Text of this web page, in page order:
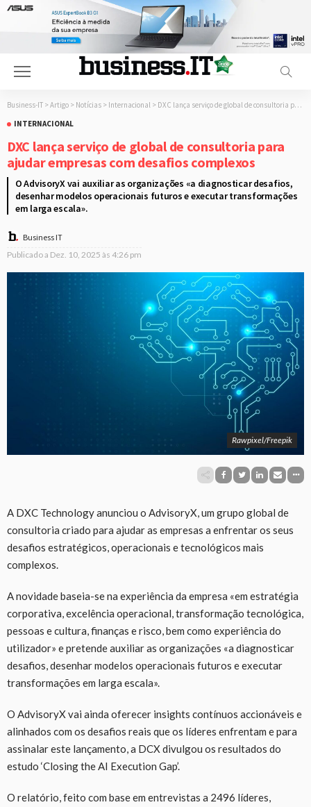
Business-IT > Artigo > Notícias > Internacional > DXC lança serviço de global de consultoria para ajudar empresas com desafios complexos
INTERNACIONAL
DXC lança serviço de global de consultoria para
ajudar empresas com desafios complexos
O AdvisoryX vai auxiliar as organizações «a diagnosticar desafios,
desenhar modelos operacionais futuros e executar transformações
em larga escala».
Business IT
Publicado a Dez. 10, 2025 às 4:26 pm
Rawpixel/Freepik
A DXC Technology anunciou o AdvisoryX, um grupo global de
consultoria criado para ajudar as empresas a enfrentar os seus
desafios estratégicos, operacionais e tecnológicos mais
complexos.
A novidade baseia-se na experiência da empresa «em estratégia
corporativa, excelência operacional, transformação tecnológica,
pessoas e cultura, finanças e risco, bem como experiência do
utilizador» e pretende auxiliar as organizações «a diagnosticar
desafios, desenhar modelos operacionais futuros e executar
transformações em larga escala».
O AdvisoryX vai ainda oferecer insights contínuos accionáveis e
alinhados com os desafios reais que os líderes enfrentam e para
assinalar este lançamento, a DCX divulgou os resultados do
estudo ‘Closing the AI Execution Gap’.
O relatório, feito com base em entrevistas a 2496 líderes,